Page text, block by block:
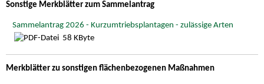
Sonstige Merkblätter zum Sammelantrag
Sammelantrag 2026 - Kurzumtriebsplantagen - zulässige Arten
58 KByte
Merkblätter zu sonstigen flächenbezogenen Maßnahmen